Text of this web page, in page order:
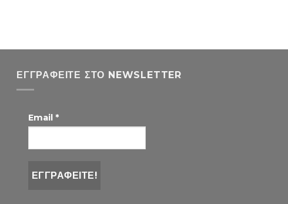
ΕΓΓΡΑΦΕΊΤΕ ΣΤΟ NEWSLETTER
Email *